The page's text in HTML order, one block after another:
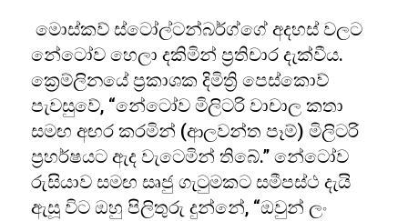
මොස්කව් ස්ටෝල්ටන්බර්ග්ගේ අදහස් වලට
නේටෝව හෙලා දකිමින් ප්‍රතිචාර දැක්වීය.
ක්‍රෙම්ලිනයේ ප්‍රකාශක දිමිත්‍රි පෙස්කොව්
පැවසුවේ, “නේටෝව මිලිටරි වාචාල කතා
සමඟ අඟර කරමින් (ආලවන්ත පෑම්) මිලිටරි
ප්‍රහර්ෂයට ඇද වැටෙමින් තිබේ.” නේටෝව
රුසියාව සමඟ සෘජු ගැටුමකට සමීපස්ථ දැයි
ඇසූ විට ඔහු පිලිතුරු දුන්නේ, “ඔවුන් ලං